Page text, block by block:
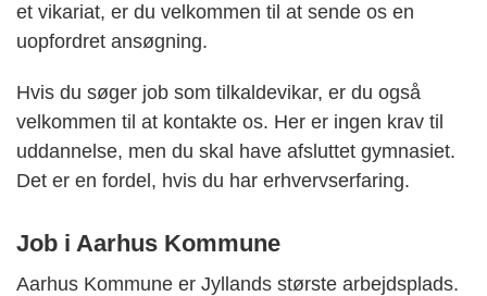
et vikariat, er du velkommen til at sende os en
uopfordret ansøgning.
Hvis du søger job som tilkaldevikar, er du også
velkommen til at kontakte os. Her er ingen krav til
uddannelse, men du skal have afsluttet gymnasiet.
Det er en fordel, hvis du har erhvervserfaring.
Job i Aarhus Kommune
Aarhus Kommune er Jyllands største arbejdsplads.